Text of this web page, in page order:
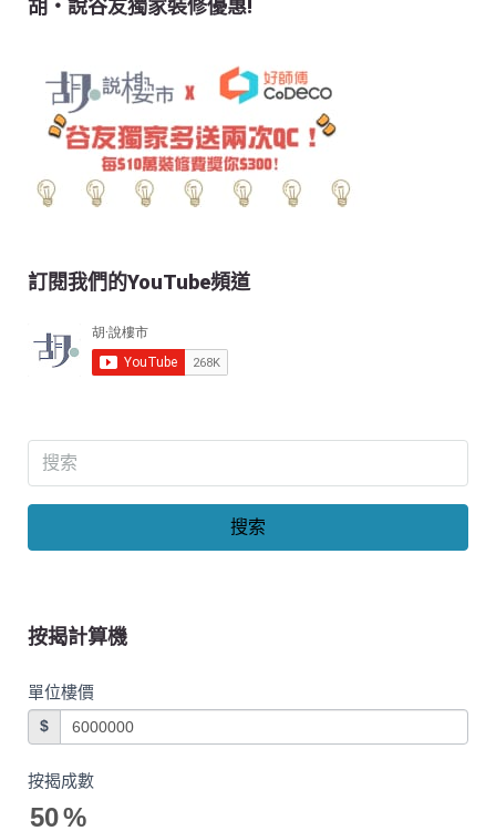
胡‧說谷友獨家裝修優惠!
訂閱我們的YouTube頻道
搜索
按揭計算機
單位樓價
$
按揭成數
50%